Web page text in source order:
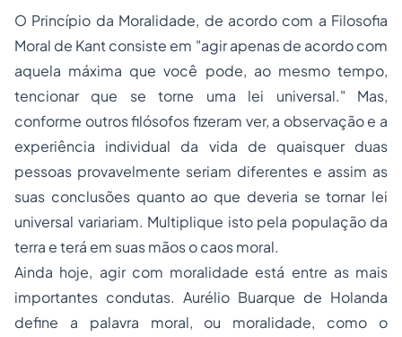
O Princípio da Moralidade, de acordo com a Filosofia
Moral de Kant consiste em "agir apenas de acordo com
aquela máxima que você pode, ao mesmo tempo,
tencionar que se torne uma lei universal." Mas,
conforme outros filósofos fizeram ver, a observação e a
experiência individual da vida de quaisquer duas
pessoas provavelmente seriam diferentes e assim as
suas conclusões quanto ao que deveria se tornar lei
universal variariam. Multiplique isto pela população da
terra e terá em suas mãos o caos moral.
Ainda hoje, agir com moralidade está entre as mais
importantes condutas. Aurélio Buarque de Holanda
define a palavra moral, ou moralidade, como o